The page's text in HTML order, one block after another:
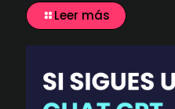
Leer más